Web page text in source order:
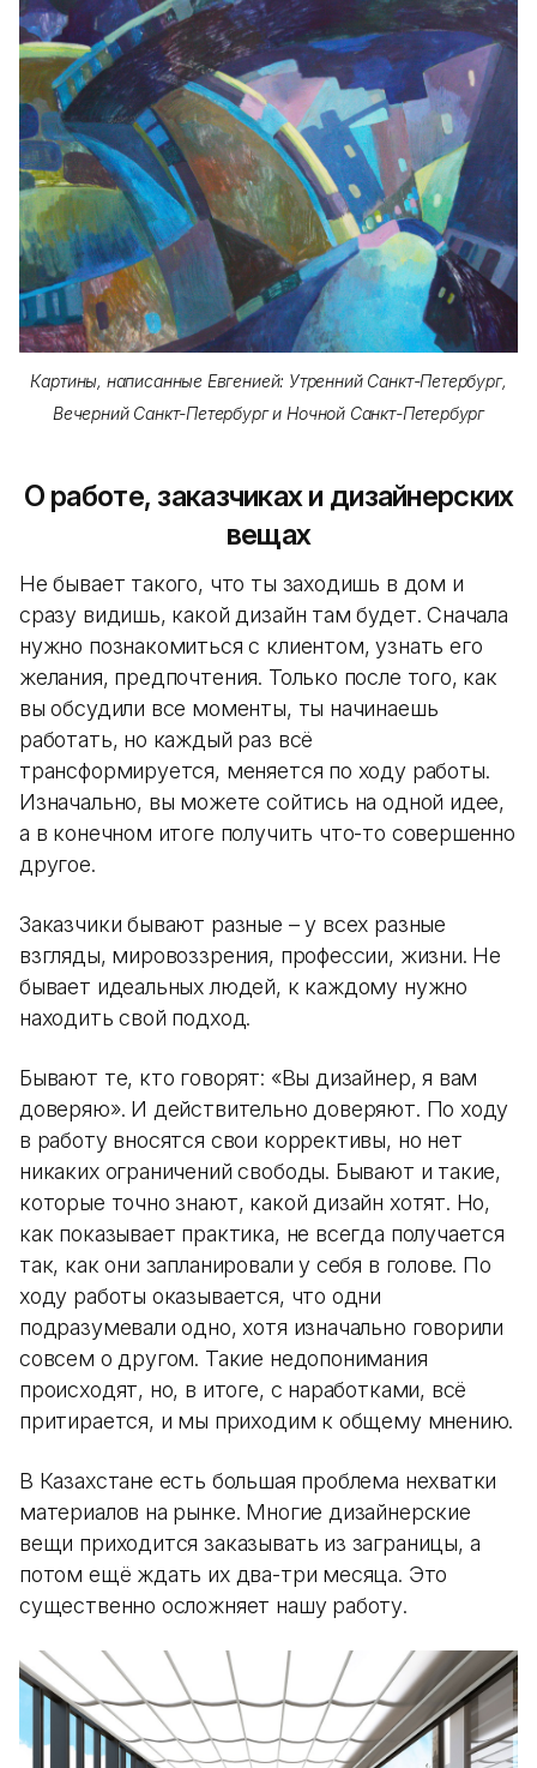
Картины, написанные Евгенией: Утренний Санкт-Петербург,
Вечерний Санкт-Петербург и Ночной Санкт-Петербург
О работе, заказчиках и дизайнерских
вещах
Не бывает такого, что ты заходишь в дом и
сразу видишь, какой дизайн там будет. Сначала
нужно познакомиться с клиентом, узнать его
желания, предпочтения. Только после того, как
вы обсудили все моменты, ты начинаешь
работать, но каждый раз всё
трансформируется, меняется по ходу работы.
Изначально, вы можете сойтись на одной идее,
а в конечном итоге получить что-то совершенно
другое.
Заказчики бывают разные – у всех разные
взгляды, мировоззрения, профессии, жизни. Не
бывает идеальных людей, к каждому нужно
находить свой подход.
Бывают те, кто говорят: «Вы дизайнер, я вам
доверяю». И действительно доверяют. По ходу
в работу вносятся свои коррективы, но нет
никаких ограничений свободы. Бывают и такие,
которые точно знают, какой дизайн хотят. Но,
как показывает практика, не всегда получается
так, как они запланировали у себя в голове. По
ходу работы оказывается, что одни
подразумевали одно, хотя изначально говорили
совсем о другом. Такие недопонимания
происходят, но, в итоге, с наработками, всё
притирается, и мы приходим к общему мнению.
В Казахстане есть большая проблема нехватки
материалов на рынке. Многие дизайнерские
вещи приходится заказывать из заграницы, а
потом ещё ждать их два-три месяца. Это
существенно осложняет нашу работу.